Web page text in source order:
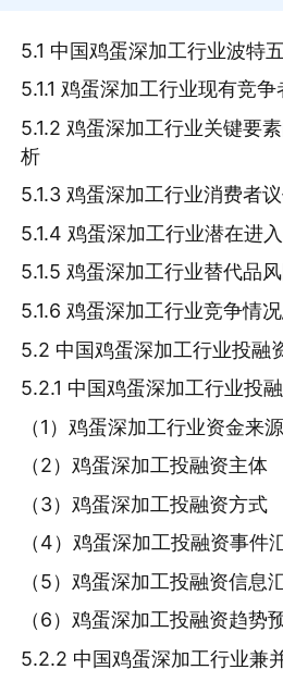
5.1 中国鸡蛋深加工行业波特
5.1.1 鸡蛋深加工行业现有竞
5.1.2 鸡蛋深加工行业关键要
析
5.1.3 鸡蛋深加工行业消费者
5.1.4 鸡蛋深加工行业潜在进
5.1.5 鸡蛋深加工行业替代品
5.1.6 鸡蛋深加工行业竞争情
5.2 中国鸡蛋深加工行业投融
5.2.1 中国鸡蛋深加工行业投
（1）鸡蛋深加工行业资金来源
（2）鸡蛋深加工投融资主体
（3）鸡蛋深加工投融资方式
（4）鸡蛋深加工投融资事件
（5）鸡蛋深加工投融资信息
（6）鸡蛋深加工投融资趋势
5.2.2 中国鸡蛋深加工行业兼